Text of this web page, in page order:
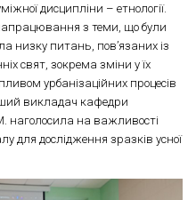
дисципліни – етнології.
з теми, що були
низку питань, пов’язаних із
свят, зокрема зміни у їх
урбанізаційних процесів
викладач кафедри
наголосила на важливості
для дослідження зразків усної